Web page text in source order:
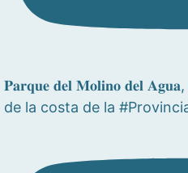
𝐏𝐚𝐫𝐪𝐮𝐞 𝐝𝐞𝐥 𝐌𝐨𝐥𝐢𝐧𝐨 𝐝𝐞𝐥
de la costa de la